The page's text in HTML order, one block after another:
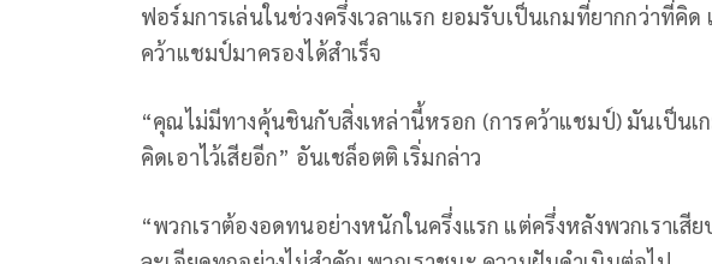
ฟอร์มการเล่นในช่วงครึ่งเวลาแรก ยอมรับเป็นเกมที่ยากกว่าที่คิ
คว้าแชมป์มาครองได้สำเร็จ
“คุณไม่มีทางคุ้นชินกับสิ่งเหล่านี้หรอก (การคว้าแชมป์) มันเป็นเ
คิดเอาไว้เสียอีก” อันเชล็อตติ เริ่มกล่าว
“พวกเราต้องอดทนอย่างหนักในครึ่งแรก แต่ครึ่งหลังพวกเราเสี